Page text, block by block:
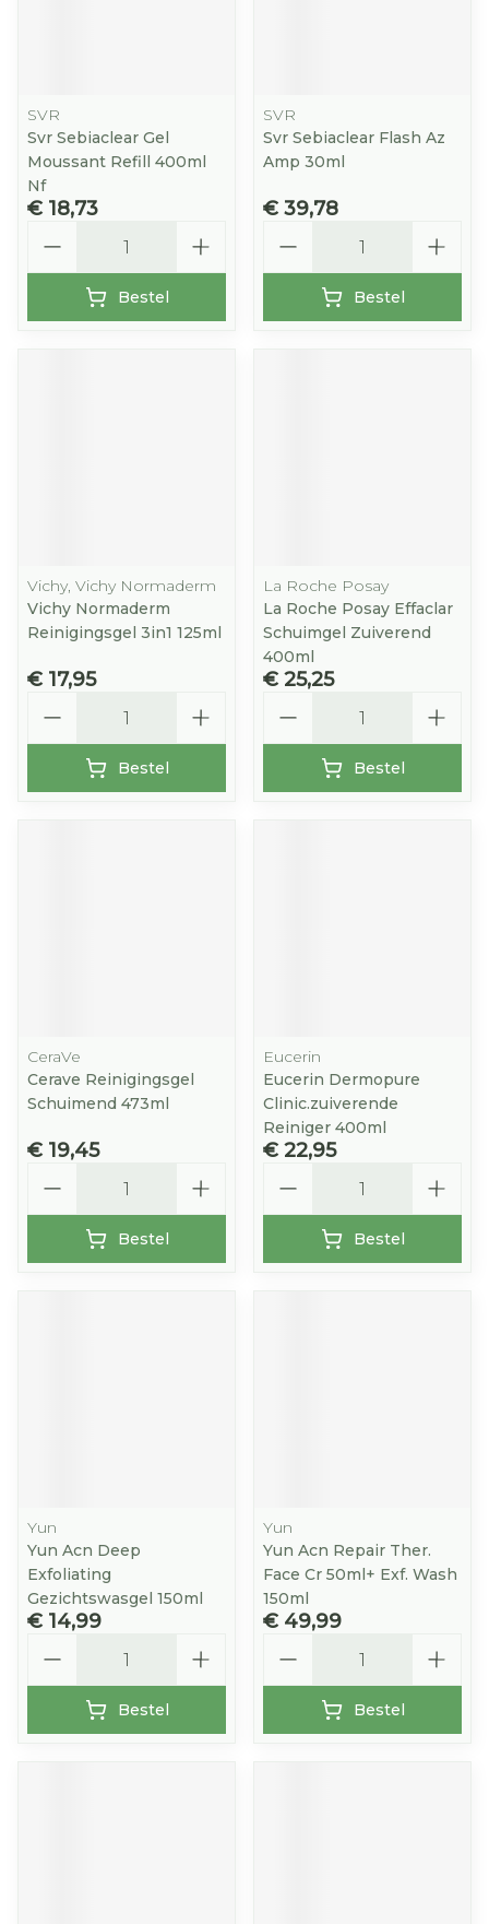
SVR
Svr Sebiaclear Gel
Moussant Refill 400ml
Nf
€ 18,73
Bestel
SVR
Svr Sebiaclear Flash Az
Amp 30ml
€ 39,78
Bestel
Vichy, Vichy Normaderm
Vichy Normaderm
Reinigingsgel 3in1 125ml
€ 17,95
Bestel
La Roche Posay
La Roche Posay Effaclar
Schuimgel Zuiverend
400ml
€ 25,25
Bestel
CeraVe
Cerave Reinigingsgel
Schuimend 473ml
€ 19,45
Bestel
Eucerin
Eucerin Dermopure
Clinic.zuiverende
Reiniger 400ml
€ 22,95
Bestel
Yun
Yun Acn Deep
Exfoliating
Gezichtswasgel 150ml
€ 14,99
Bestel
Yun
Yun Acn Repair Ther.
Face Cr 50ml+ Exf. Wash
150ml
€ 49,99
Bestel